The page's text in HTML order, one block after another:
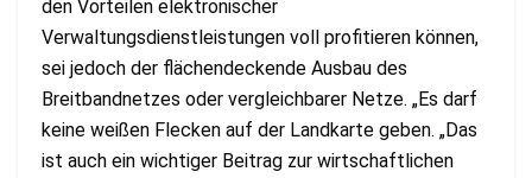
den Vorteilen elektronischer
Verwaltungsdienstleistungen voll profitieren können,
sei jedoch der flächendeckende Ausbau des
Breitbandnetzes oder vergleichbarer Netze. „Es darf
keine weißen Flecken auf der Landkarte geben. „Das
ist auch ein wichtiger Beitrag zur wirtschaftlichen